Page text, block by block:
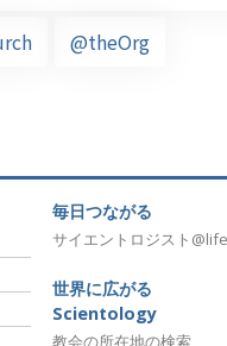
@theOrg
毎日つながる
サイエントロジスト@life
世界に広がる
Scientology
教会の所在地の検索